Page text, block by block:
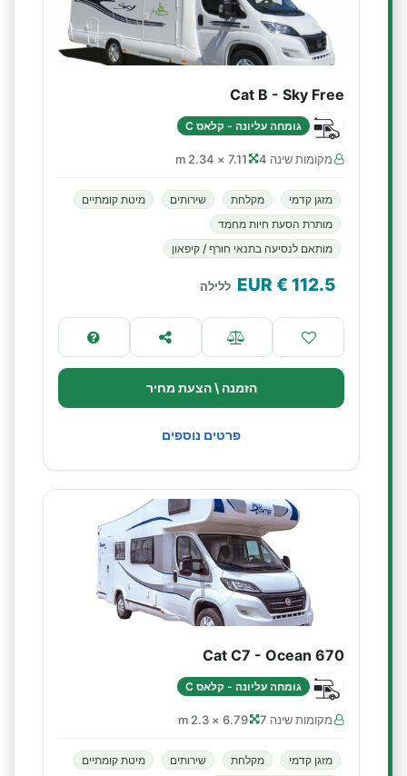
Cat B - Sky Free
גומחה עליונה - קלאס C
מקומות שינה 4 7.11 × 2.34 m
מזגן קדמי מקלחת שירותים
מיטת קומתיים
מותרת הסעת חיות מחמד
מותאם לנסיעה בתנאי חורף / קיפאון
112.5
€ EUR ללילה
הזמנה \ הצעת מחיר
פרטים נוספים
Cat C7 - Ocean 670
גומחה עליונה - קלאס C
מקומות שינה 7 6.79 × 2.3 m
מזגן קדמי מקלחת שירותים
מיטת קומתיים